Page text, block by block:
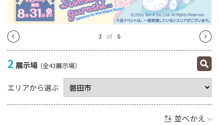
4 of 6
2 展示場 （全43展示場）
エリアから選ぶ
並べかえ